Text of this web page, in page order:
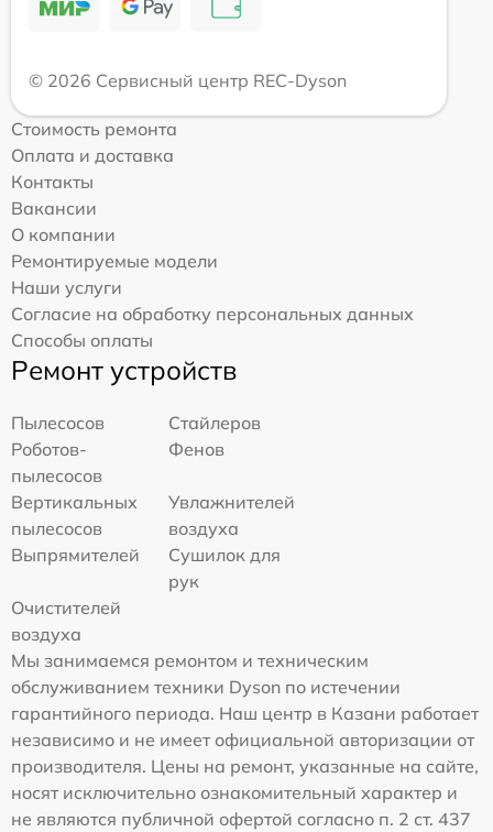
© 2026 Сервисный центр REC-Dyson
Стоимость ремонта
Оплата и доставка
Контакты
Вакансии
О компании
Ремонтируемые модели
Наши услуги
Согласие на обработку персональных данных
Способы оплаты
Ремонт устройств
Пылесосов
Стайлеров
Роботов-
пылесосов
Фенов
Вертикальных
пылесосов
Увлажнителей
воздуха
Выпрямителей
Сушилок для
рук
Очистителей
воздуха
Мы занимаемся ремонтом и техническим
обслуживанием техники Dyson по истечении
гарантийного периода. Наш центр в Казани работает
независимо и не имеет официальной авторизации от
производителя. Цены на ремонт, указанные на сайте,
носят исключительно ознакомительный характер и
не являются публичной офертой согласно п. 2 ст. 437